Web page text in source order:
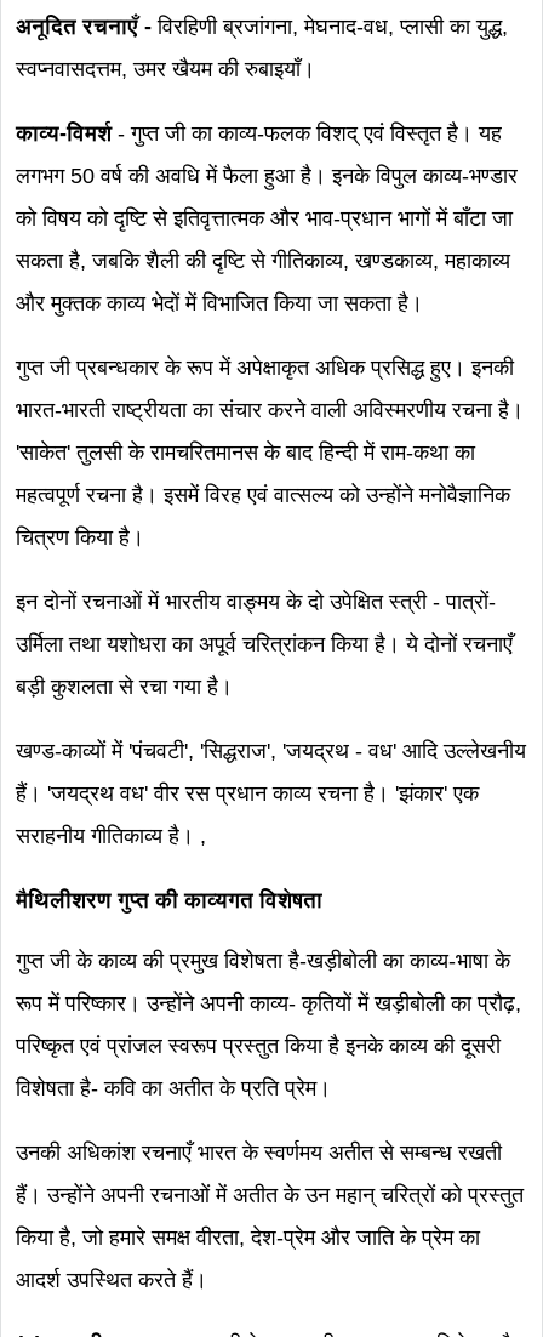
अनूदित रचनाएँ - विरहिणी ब्रजांगना, मेघनाद-वध, प्लासी का युद्ध,
स्वप्नवासदत्तम, उमर खैयम की रुबाइयाँ।
काव्य-विमर्श- गुप्त जी का काव्य-फलक विशद् एवं विस्तृत है। यह
लगभग 50 वर्ष की अवधि में फैला हुआ है। इनके विपुल काव्य-भण्डार
को विषय को दृष्टि से इतिवृत्तात्मक और भाव-प्रधान भागों में बाँटा जा
सकता है, जबकि शैली की दृष्टि से गीतिकाव्य, खण्डकाव्य, महाकाव्य
और मुक्तक काव्य भेदों में विभाजित किया जा सकता है।
गुप्त जी प्रबन्धकार के रूप में अपेक्षाकृत अधिक प्रसिद्ध हुए। इनकी
भारत-भारती राष्ट्रीयता का संचार करने वाली अविस्मरणीय रचना है।
'साकेत' तुलसी के रामचरितमानस के बाद हिन्दी में राम-कथा का
महत्वपूर्ण रचना है। इसमें विरह एवं वात्सल्य को उन्होंने मनोवैज्ञानिक
चित्रण किया है।
इन दोनों रचनाओं में भारतीय वाङ्मय के दो उपेक्षित स्त्री - पात्रों-
उर्मिला तथा यशोधरा का अपूर्व चरित्रांकन किया है। ये दोनों रचनाएँ
बड़ी कुशलता से रचा गया है।
खण्ड-काव्यों में 'पंचवटी', 'सिद्धराज', 'जयद्रथ - वध' आदि उल्लेखनीय
हैं। 'जयद्रथ वध' वीर रस प्रधान काव्य रचना है। 'झंकार' एक
सराहनीय गीतिकाव्य है। ,
मैथिलीशरण गुप्त की काव्यगत विशेषता
गुप्त जी के काव्य की प्रमुख विशेषता है-खड़ीबोली का काव्य-भाषा के
रूप में परिष्कार। उन्होंने अपनी काव्य- कृतियों में खड़ीबोली का प्रौढ़,
परिष्कृत एवं प्रांजल स्वरूप प्रस्तुत किया है इनके काव्य की दूसरी
विशेषता है- कवि का अतीत के प्रति प्रेम।
उनकी अधिकांश रचनाएँ भारत के स्वर्णमय अतीत से सम्बन्ध रखती
हैं। उन्होंने अपनी रचनाओं में अतीत के उन महान् चरित्रों को प्रस्तुत
किया है, जो हमारे समक्ष वीरता, देश-प्रेम और जाति के प्रेम का
आदर्श उपस्थित करते हैं।